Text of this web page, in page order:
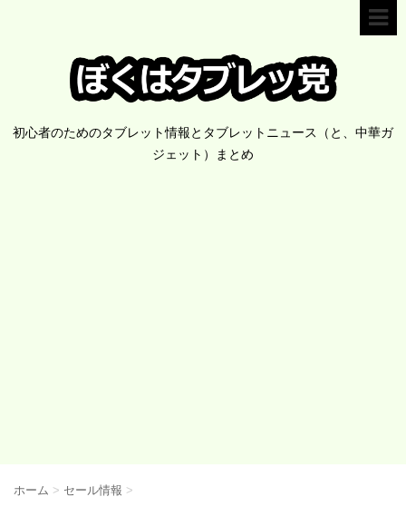
初心者のためのタブレット情報とタブレットニュース（と、中華ガ
ジェット）まとめ
ホーム > セール情報 >